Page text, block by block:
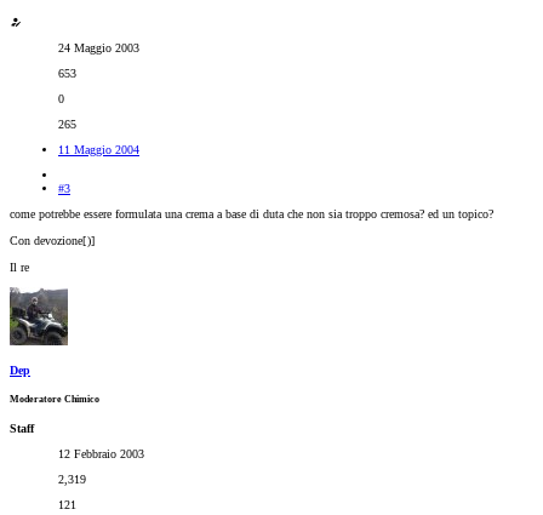
24 Maggio 2003
653
0
265
11 Maggio 2004
#3
come potrebbe essere formulata una crema a base di duta che non sia troppo cremosa? ed un topico?
Con devozione[)]
Il re
Dep
Moderatore Chimico
Staff
12 Febbraio 2003
2,319
121